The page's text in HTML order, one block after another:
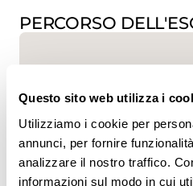
Questo sito web utilizza i
Utilizziamo i cookie per
annunci, per fornire
analizzare il nostro traffico.
informazioni sul modo in cui
PERCORSO